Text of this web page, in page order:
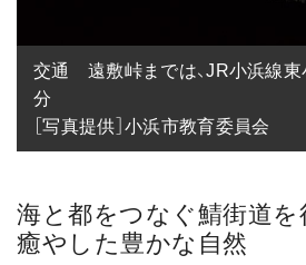
交通　遠敷峠までは、JR小浜線
分
［写真提供］小浜市教育委員会
海と都をつなぐ鯖街道を
癒やした豊かな自然